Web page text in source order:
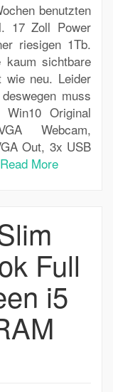
benutzten
17 Zoll Power
riesigen 1Tb.
sichtbare
wie neu. Leider
muss
Original
Webcam,
Out, 3x USB
Read More
Full
i5